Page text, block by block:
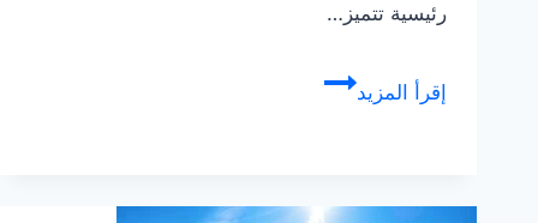
رئيسية تتميز…
إقرأ المزيدشركة
مكة